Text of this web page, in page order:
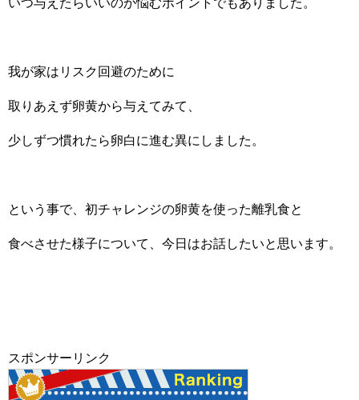
いつ与えたらいいのか悩むポイントでもありました。
我が家はリスク回避のために
取りあえず卵黄から与えてみて、
少しずつ慣れたら卵白に進む異にしました。
という事で、初チャレンジの卵黄を使った離乳食と
食べさせた様子について、今日はお話したいと思います。
スポンサーリンク